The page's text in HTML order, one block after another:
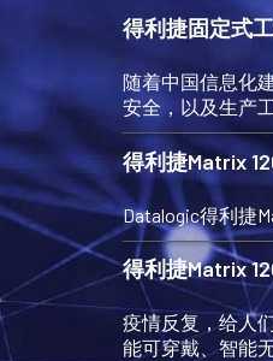
得利捷固定式
随着中国信息化
安全，以及生产
得利捷Matrix
Datalogic得利捷
得利捷Matrix
疫情反复，给人
能可穿戴、智能